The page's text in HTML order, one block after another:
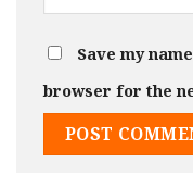
Save my
browser for the